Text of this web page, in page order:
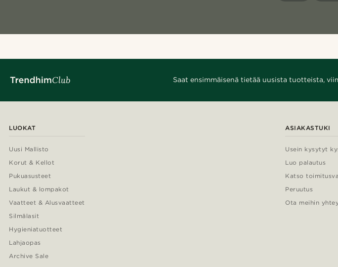
Saat ensimmäisenä tietää uusista tuotteista,
LUOKAT
Uusi Mallisto
Korut & Kellot
Pukuasusteet
Laukut & lompakot
Vaatteet & Alusvaatteet
Silmälasit
Hygieniatuotteet
Lahjaopas
Archive Sale
ASIAKASTUKI
Usein kysytyt
Luo palautus
Katso
Peruutus
Ota meihin